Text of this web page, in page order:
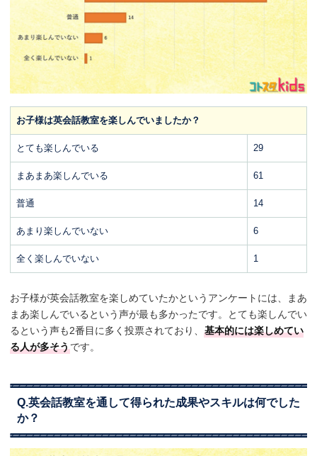
お子様は英会話教室を楽しんでいましたか？
とても楽しんでいる 29
まあまあ楽しんでいる 61
普通 14
あまり楽しんでいない 6
全く楽しんでいない 1
お子様が英会話教室を楽しめていたかというアンケートには、まあ
まあ楽しんでいるという声が最も多かったです。とても楽しんでい
るという声も2番目に多く投票されており、 基本的には楽しめてい
る人が多そうです。
Q.英会話教室を通して得られた成果やスキルは何でした
か？